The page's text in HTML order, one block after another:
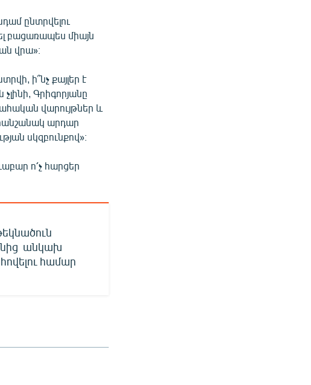
ընտրվելու
բացառապես միայն
վրա»։
ի՞նչ քայլեր է
Գրիգորյանը
վարույթներ և
արդար
սկզբունքով»։
ո՛չ հարցեր
անկախ
համար